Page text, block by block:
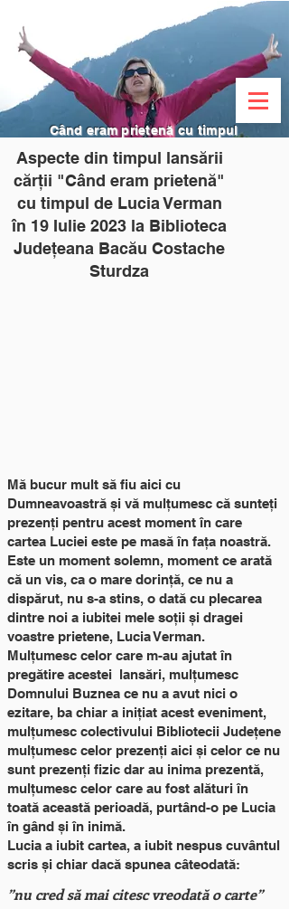
Când eram prietenă cu timpul
Aspecte din timpul lansării
cărții "Când eram prietenă"
cu timpul de Lucia Verman
în 19 Iulie 2023 la Biblioteca
Județeana Bacău Costache
Sturdza
Mă bucur mult să fiu aici cu
Dumneavoastră și vă mulțumesc că sunteți
prezenți pentru acest moment în care
cartea Luciei este pe masă în fața noastră.
Este un moment solemn, moment ce arată
că un vis, ca o mare dorință, ce nu a
dispărut, nu s-a stins, o dată cu plecarea
dintre noi a iubitei mele soții și dragei
voastre prietene, Lucia Verman.
Mulțumesc celor care m-au ajutat în
pregătire acestei lansări, mulțumesc
Domnului Buznea ce nu a avut nici o
ezitare, ba chiar a inițiat acest eveniment,
mulțumesc colectivului Bibliotecii Județene
mulțumesc celor prezenți aici și celor ce nu
sunt prezenți fizic dar au inima prezentă,
mulțumesc celor care au fost alături în
toată această perioadă, purtând-o pe Lucia
în gând și în inimă.
Lucia a iubit cartea, a iubit nespus cuvântul
scris și chiar dacă spunea câteodată:
”nu cred să mai citesc vreodată o carte”